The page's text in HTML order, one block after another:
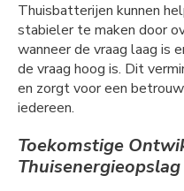
Thuisbatterijen kunnen
stabieler te maken door
wanneer de vraag laag is
de vraag hoog is. Dit
en zorgt voor een
iedereen.
Toekomstige
Thuisenergieopslag